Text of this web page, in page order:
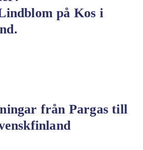
på Kos i
från Pargas till